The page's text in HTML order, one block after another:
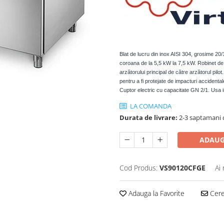
Blat de lucru din inox AISI 304, grosime
coroana de la 5,5 kW la 7,5 kW. Robinet
arzătorului principal de către arzătorul
pentru a fi protejate de impacturi
Cuptor electric cu capacitate GN 2/1. Usa
LA COMANDA
Durata de livrare: 2-3 saptamani
Cod Produs: VS90120CFGE Ai
Adauga la Favorite